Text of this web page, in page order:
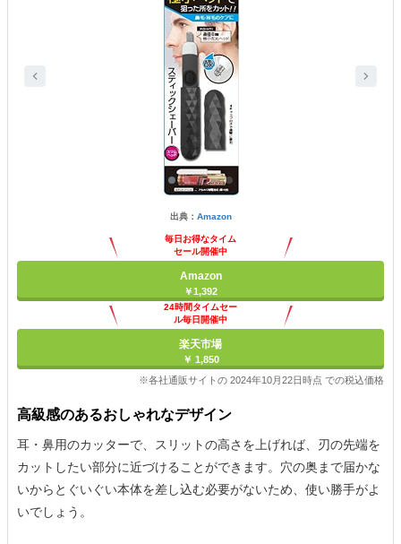
出典： Amazon
毎日お得なタイム
セール開催中
Amazon
￥1,392
24時間タイムセー
ル毎日開催中
楽天市場
￥ 1,850
※各社通販サイトの 2024年10月22日時点 での税込価格
高級感のあるおしゃれなデザイン
耳・鼻用のカッターで、スリットの高さを上げれば、刃の先端を
カットしたい部分に近づけることができます。穴の奥まで届かな
いからとぐいぐい本体を差し込む必要がないため、使い勝手がよ
いでしょう。